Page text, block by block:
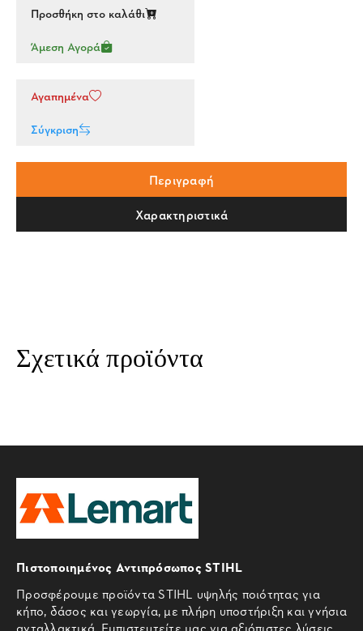
Προσθήκη στο καλάθι
Άμεση Αγορά
Αγαπημένα
Σύγκριση
Περιγραφή
Χαρακτηριστικά
Σχετικά προϊόντα
Πιστοποιημένος Αντιπρόσωπος STIHL
Προσφέρουμε προϊόντα STIHL υψηλής ποιότητας για
κήπο, δάσος και γεωργία, με πλήρη υποστήριξη και γνήσια